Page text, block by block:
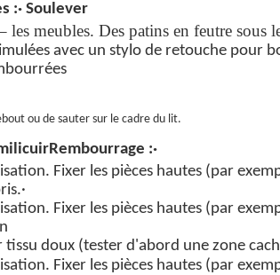
:· Soulever
les meubles. Des patins en feutre sous
avec un stylo de retouche pour
ou de sauter sur le cadre du lit.
Rembourrage :·
Fixer les pièces hautes (par
·
Fixer les pièces hautes (par
tissu doux(tester d'abord une zone
Fixer les pièces hautes (par